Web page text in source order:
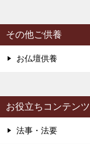
その他ご供養
お仏壇供養
お役立ちコンテンツ
法事・法要